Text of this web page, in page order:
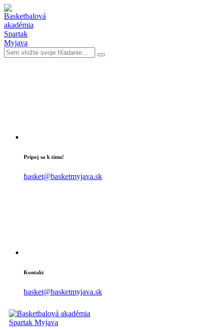
Pripoj sa k tímu!
basket@basketmyjava.sk
Kontakt
basket@basketmyjava.sk